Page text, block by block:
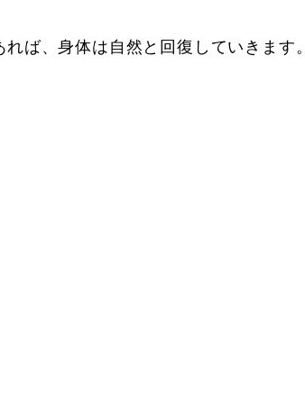
ば、身体は自然と回復していきます。